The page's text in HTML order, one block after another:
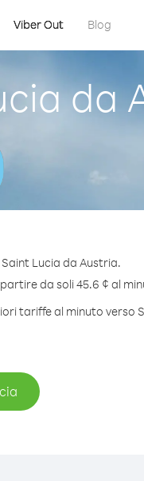
Viber Out Blog
da
Lucia da Austria.
da soli 45.6 ¢ al
tariffe al minuto verso